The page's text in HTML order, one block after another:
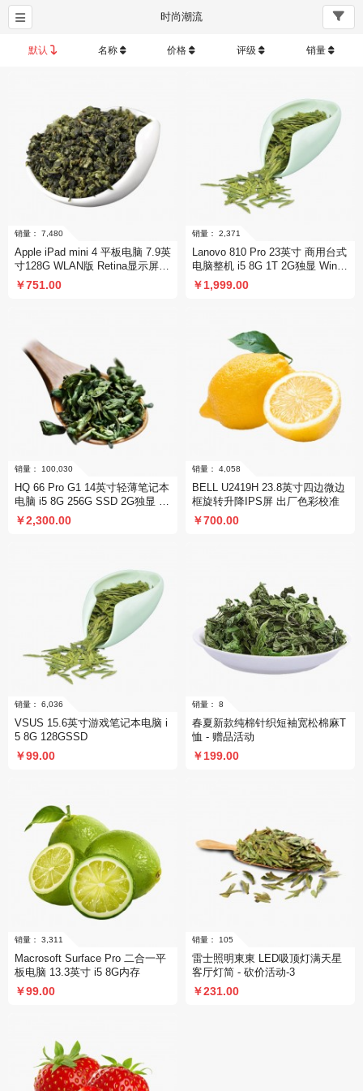
时尚潮流
默认 名称 价格 评级 销量
销量： 7,480
Apple iPad mini 4 平板电脑 7.9英
寸128G WLAN版 Retina显示屏-
拼团活动1
￥751.00
销量： 2,371
Lanovo 810 Pro 23英寸 商用台式
电脑整机 i5 8G 1T 2G独显 Win10
- 拼团活动2
￥1,999.00
销量： 100,030
HQ 66 Pro G1 14英寸轻薄笔记本
电脑 i5 8G 256G SSD 2G独显 -
秒杀活动
￥2,300.00
销量： 4,058
BELL U2419H 23.8英寸四边微边
框旋转升降IPS屏 出厂色彩校准
￥700.00
销量： 6,036
VSUS 15.6英寸游戏笔记本电脑 i
5 8G 128GSSD
￥99.00
销量： 8
春夏新款纯棉针织短袖宽松棉麻T
恤 - 赠品活动
￥199.00
Macrosoft Surface Pro 二合一平
板电脑 13.3英寸 i5 8G内存
￥99.00
雷士照明東東 LED吸顶灯满天星
客厅灯简 - 砍价活动-3
￥231.00